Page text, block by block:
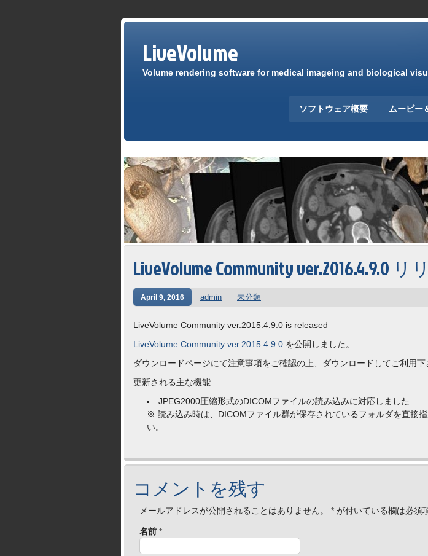
LiveVolume
Volume rendering software for medical imageing and biological
ソフトウェア概要 ムービー
LiveVolume Community ver.2016.4.9.0 リ
April 9, 2016 admin 未分類
LiveVolume Community ver.2015.4.9.0 is released
LiveVolume Community ver.2015.4.9.0 を公開しました。
ダウンロードページにて注意事項をご確認の上、ダウンロードしてご利用下
更新される主な機能
JPEG2000圧縮形式のDICOMファイルの読み込みに対応しました
※ 読み込み時は、DICOMファイル群が保存されているフォルダを直接
い。
コメントを残す
メールアドレスが公開されることはありません。 * が付いている欄は必須
名前 *